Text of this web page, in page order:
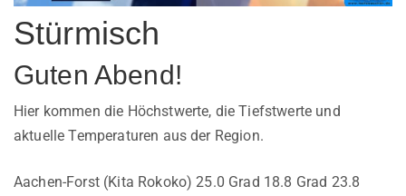
Stürmisch
Guten Abend!
Hier kommen die Höchstwerte, die Tiefstwerte und
aktuelle Temperaturen aus der Region.
Aachen-Forst (Kita Rokoko) 25.0 Grad 18.8 Grad 23.8